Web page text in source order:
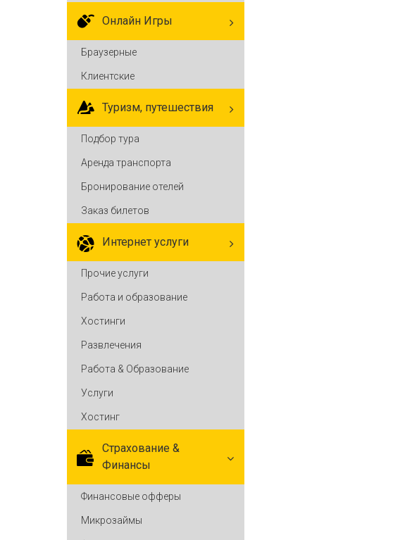
Онлайн Игры
Браузерные
Клиентские
Туризм, путешествия
Подбор тура
Аренда транспорта
Бронирование отелей
Заказ билетов
Интернет услуги
Прочие услуги
Работа и образование
Хостинги
Развлечения
Работа & Образование
Услуги
Хостинг
Cтрахование &
Финансы
Финансовые офферы
Микрозаймы